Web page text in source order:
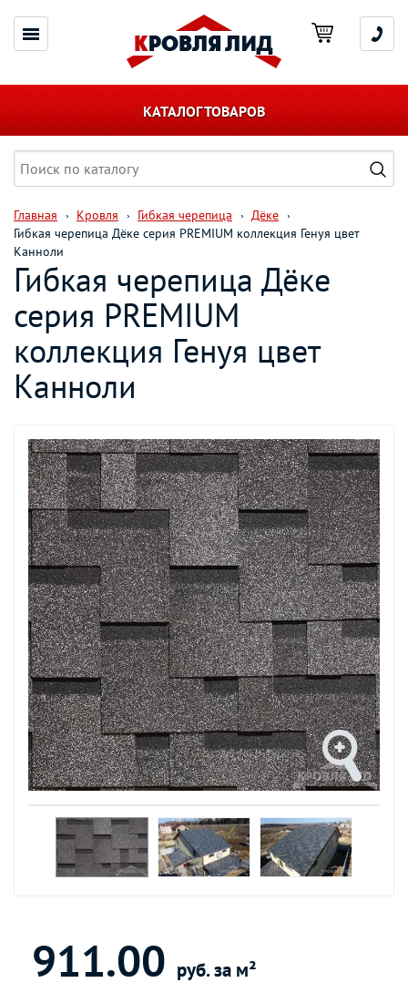
КАТАЛОГ ТОВАРОВ
Главная Кровля Гибкая черепица
Дёке
Гибкая черепица Дёке серия PREMIUM коллекция Генуя цвет
Канноли
Гибкая черепица Дёке
серия PREMIUM
коллекция Генуя цвет
Канноли
911.00 руб. за м²